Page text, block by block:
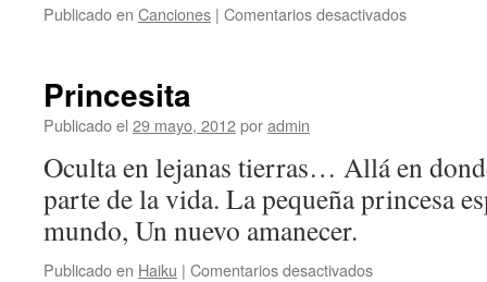
Publicado en Canciones | Comentarios desactivadosen
Princesita
Publicado el 29 mayo, 2012poradmin
Oculta en lejanas tierras… Allá en
parte de la vida. La pequeña princesa
mundo, Un nuevo amanecer.
Publicado en Haiku | Comentarios desactivadosen